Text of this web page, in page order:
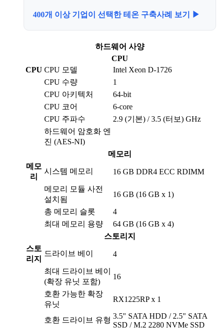
400개 이상 기업이 선택한 테온 구축사례 보기 ▶
하드웨어 사양
CPU
CPU CPU 모델
Intel Xeon D-1726
CPU 수량
1
CPU 아키텍처
64-bit
CPU 코어
6-core
CPU 주파수
2.9 (기본) / 3.5 (터보) GHz
하드웨어 암호화 엔
진 (AES-NI)
메모리
메모
리
시스템 메모리 16 GB DDR4 ECC RDIMM
메모리 모듈 사전
설치됨
16 GB (16 GB x 1)
총 메모리 슬롯
4
최대 메모리 용량
64 GB (16 GB x 4)
스토리지
스토
리지
드라이브 베이 4
최대 드라이브 베이
(확장 유닛 포함)
16
호환 가능한 확장
유닛
RX1225RP x 1
호환 드라이브 유형 3.5" SATA HDD / 2.5" SATA
SSD / M.2 2280 NVMe SSD